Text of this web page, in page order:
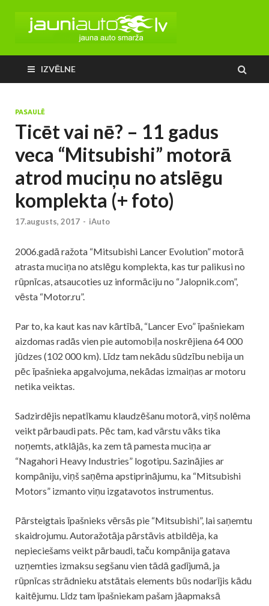
IZVĒLNE
PASAULĒ
Ticēt vai nē? – 11 gadus
veca “Mitsubishi” motorā
atrod muciņu no atslēgu
komplekta (+ foto)
17.augusts, 2017 - iAuto
2006.gadā ražota “Mitsubishi Lancer Evolution” motorā
atrasta muciņa no atslēgu komplekta, kas tur palikusi no
rūpnīcas, atsaucoties uz informāciju no “Jalopnik.com”,
vēsta “Motor.ru”.
Par to, ka kaut kas nav kārtībā, “Lancer Evo” īpašniekam
aizdomas radās vien pie automobiļa noskrējiena 64 000
jūdzes (102 000 km). Līdz tam nekādu sūdzību nebija un
pēc īpašnieka apgalvojuma, nekādas izmaiņas ar motoru
netika veiktas.
Sadzirdējis nepatīkamu klaudzēšanu motorā, viņš nolēma
veikt pārbaudi pats. Pēc tam, kad vārstu vāks tika
noņemts, atklājās, ka zem tā pamesta muciņa ar
“Nagahori Heavy Industries” logotipu. Sazinājies ar
kompāniju, viņš saņēma apstiprinājumu, ka “Mitsubishi
Motors” izmanto viņu izgatavotos instrumentus.
Pārsteigtais īpašnieks vērsās pie “Mitsubishi”, lai saņemtu
skaidrojumu. Autoražotāja pārstāvis atbildēja, ka
nepieciešams veikt pārbaudi, taču kompānija gatava
uzņemties izmaksu segšanu vien tādā gadījumā, ja
rūpnīcas strādnieku atstātais elements būs nodarījis kādu
kaitējumu. Līdz tam īpašniekam pašam jāapmaksā